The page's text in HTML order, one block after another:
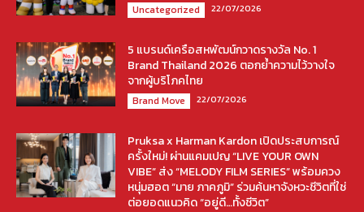
Uncategorized 22/07/2026
5 แบรนด์เครือสหพัฒน์กวาดรางวัล No. 1
Brand Thailand 2026 ตอกย้ำความไว้วางใจ
จากผู้บริโภคไทย
Brand Move 22/07/2026
Pruksa x Harman Kardon เปิดประสบการณ์
ครั้งใหม่! ผ่านแคมเปญ “LIVE YOUR OWN
VIBE” ส่ง “MELODY FILM SERIES” พร้อมควง
หนุ่มฮอต “มาย ภาคภูมิ” ร่วมค้นหาจังหวะชีวิตที่ใช่
ต่อยอดแนวคิด “อยู่ดี…ทั้งชีวิต”